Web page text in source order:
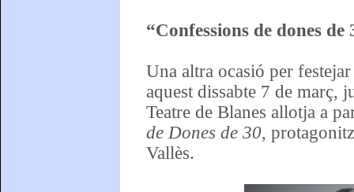
“Confessions de dones
Una altra ocasió per
aquest dissabte 7 de març,
Teatre de Blanes allotja a
de Dones de 30,
Vallès.